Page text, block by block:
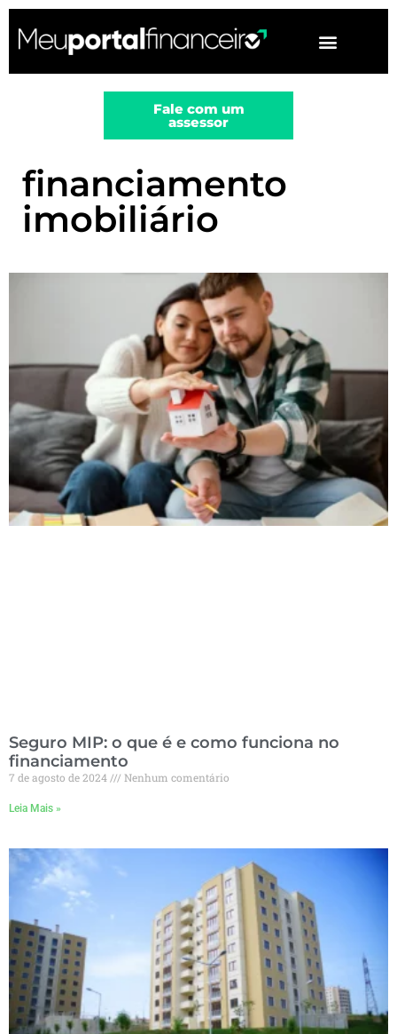
Fale com um
assessor
financiamento
imobiliário
Seguro MIP: o que é e como funciona no
financiamento
7 de agosto de 2024 Nenhum comentário
Leia Mais »